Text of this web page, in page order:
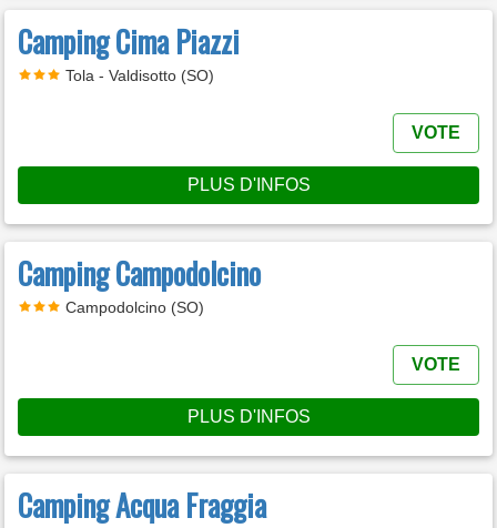
Camping Cima Piazzi
Tola - Valdisotto (SO)
VOTE
PLUS D'INFOS
Camping Campodolcino
Campodolcino (SO)
VOTE
PLUS D'INFOS
Camping Acqua Fraggia